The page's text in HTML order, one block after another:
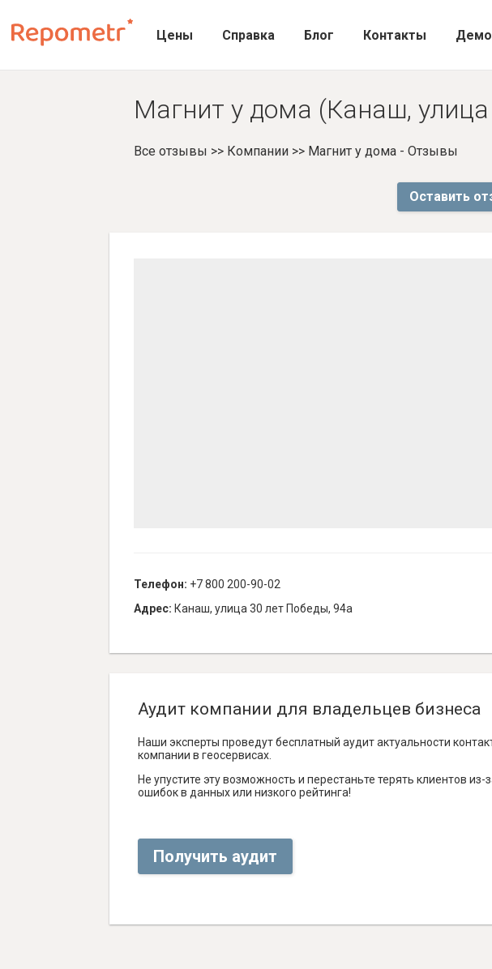
Цены Справка Блог Контакты
Магнит у дома (Канаш,
Все отзывы >> Компании>> Магнит у дома - Отзывы
Оставить
Телефон: +7 800 200-90-02
Адрес: Канаш, улица 30 лет Победы, 94а
Аудит компании для владельцев бизнеса
Наши эксперты проведут бесплатный аудит актуальности
компании в геосервисах.
Не упустите эту возможность и перестаньте терять клиентов из-
ошибок в данных или низкого рейтинга!
Получить аудит